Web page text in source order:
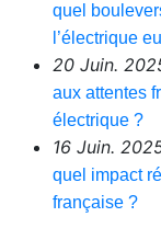
quel
l’électrique
20 Juin.
aux attentes
électrique ?
16 Juin.
quel impact
française ?